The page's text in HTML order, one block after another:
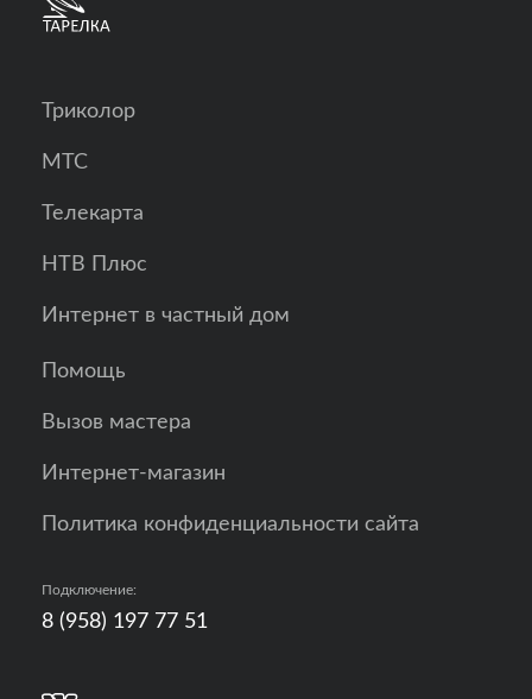
Триколор
МТС
Телекарта
НТВ Плюс
Интернет в частный дом
Помощь
Вызов мастера
Интернет-магазин
Политика конфиденциальности сайта
Подключение:
8 (958) 197 77 51